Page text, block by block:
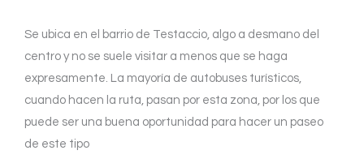
Se ubica en el barrio de Testaccio, algo a desmano del
centro y no se suele visitar a menos que se haga
expresamente. La mayoría de autobuses turísticos,
cuando hacen la ruta, pasan por esta zona, por los que
puede ser una buena oportunidad para hacer un paseo
de este tipo